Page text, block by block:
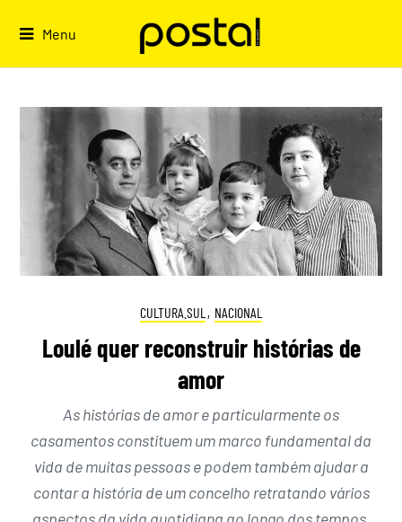
Menu
CULTURA.SUL , NACIONAL
Loulé quer reconstruir histórias de
amor
As histórias de amor e particularmente os
casamentos constituem um marco fundamental da
vida de muitas pessoas e podem também ajudar a
contar a história de um concelho retratando vários
aspectos da vida quotidiana ao longo dos tempos.